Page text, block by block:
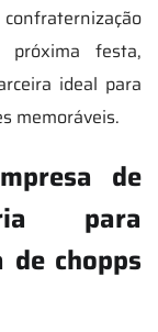
festa,
ideal para
memoráveis.
de
para
chopps